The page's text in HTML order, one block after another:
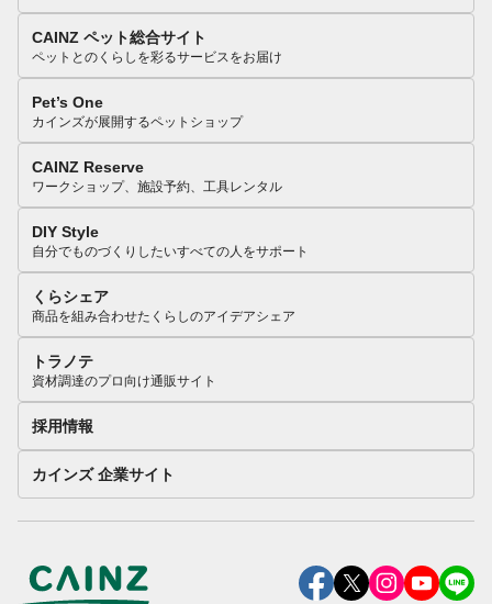
CAINZ ペット総合サイト
ペットとのくらしを彩るサービスをお届け
Pet’s One
カインズが展開するペットショップ
CAINZ Reserve
ワークショップ、施設予約、工具レンタル
DIY Style
自分でものづくりしたいすべての人をサポート
くらシェア
商品を組み合わせたくらしのアイデアシェア
トラノテ
資材調達のプロ向け通販サイト
採用情報
カインズ 企業サイト